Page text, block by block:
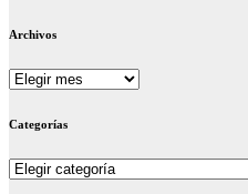
Archivos
Archivos
Categorías
Categorías